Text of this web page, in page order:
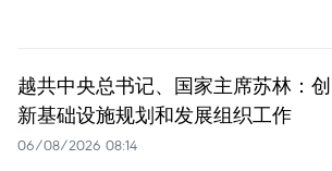
越共中央总书记、国家主席苏林：创
新基础设施规划和发展组织工作
06/08/2026 08:14